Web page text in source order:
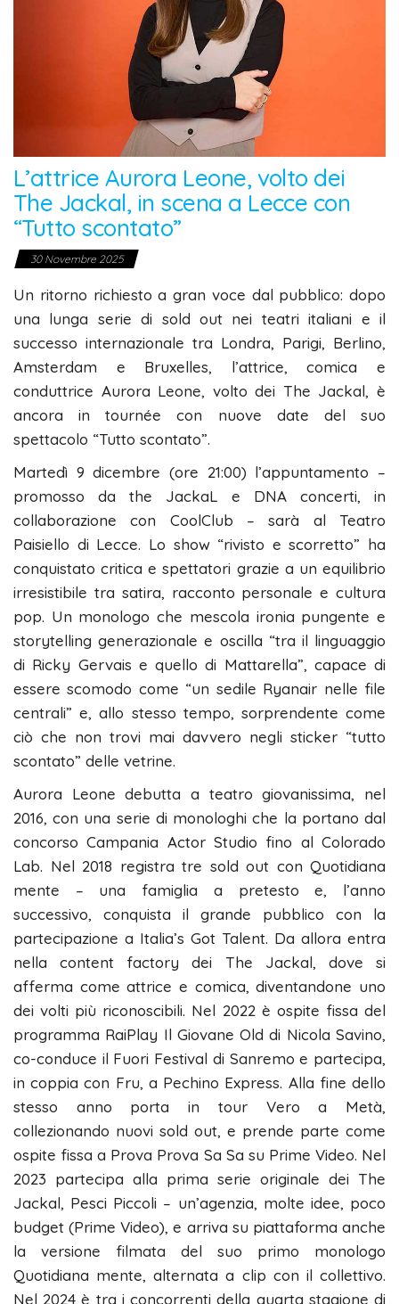
L’attrice Aurora Leone, volto dei
The Jackal, in scena a Lecce con
“Tutto scontato”
30 Novembre 2025
Un ritorno richiesto a gran voce dal pubblico: dopo
una lunga serie di sold out nei teatri italiani e il
successo internazionale tra Londra, Parigi, Berlino,
Amsterdam e Bruxelles, l’attrice, comica e
conduttrice Aurora Leone, volto dei The Jackal, è
ancora in tournée con nuove date del suo
spettacolo “Tutto scontato”.
Martedì 9 dicembre (ore 21:00) l’appuntamento –
promosso da the JackaL e DNA concerti, in
collaborazione con CoolClub – sarà al Teatro
Paisiello di Lecce. Lo show “rivisto e scorretto” ha
conquistato critica e spettatori grazie a un equilibrio
irresistibile tra satira, racconto personale e cultura
pop. Un monologo che mescola ironia pungente e
storytelling generazionale e oscilla “tra il linguaggio
di Ricky Gervais e quello di Mattarella”, capace di
essere scomodo come “un sedile Ryanair nelle file
centrali” e, allo stesso tempo, sorprendente come
ciò che non trovi mai davvero negli sticker “tutto
scontato” delle vetrine.
Aurora Leone debutta a teatro giovanissima, nel
2016, con una serie di monologhi che la portano dal
concorso Campania Actor Studio fino al Colorado
Lab. Nel 2018 registra tre sold out con Quotidiana
mente – una famiglia a pretesto e, l’anno
successivo, conquista il grande pubblico con la
partecipazione a Italia’s Got Talent. Da allora entra
nella content factory dei The Jackal, dove si
afferma come attrice e comica, diventandone uno
dei volti più riconoscibili. Nel 2022 è ospite fissa del
programma RaiPlay Il Giovane Old di Nicola Savino,
co-conduce il Fuori Festival di Sanremo e partecipa,
in coppia con Fru, a Pechino Express. Alla fine dello
stesso anno porta in tour Vero a Metà,
collezionando nuovi sold out, e prende parte come
ospite fissa a Prova Prova Sa Sa su Prime Video. Nel
2023 partecipa alla prima serie originale dei The
Jackal, Pesci Piccoli – un’agenzia, molte idee, poco
budget (Prime Video), e arriva su piattaforma anche
la versione filmata del suo primo monologo
Quotidiana mente, alternata a clip con il collettivo.
Nel 2024 è tra i concorrenti della quarta stagione di